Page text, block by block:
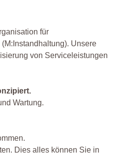
für
Unsere
von Serviceleistungen
Wartung.
Dies alles können Sie in